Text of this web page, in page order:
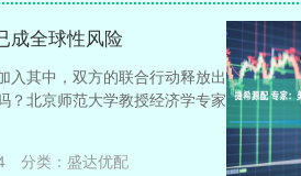
成全球性风险
入其中，双方的联合行动释放出
？北京师范大学教授经济学专家
分类： 盛达优配